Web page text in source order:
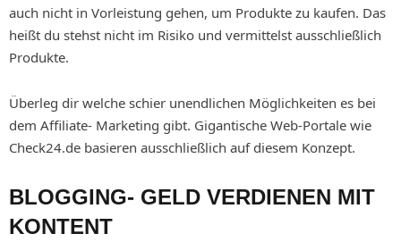
auch nicht in Vorleistung gehen, um Produkte zu kaufen. Das
heißt du stehst nicht im Risiko und vermittelst ausschließlich
Produkte.
Überleg dir welche schier unendlichen Möglichkeiten es bei
dem Affiliate- Marketing gibt. Gigantische Web-Portale wie
Check24.de basieren ausschließlich auf diesem Konzept.
BLOGGING- GELD VERDIENEN MIT
KONTENT